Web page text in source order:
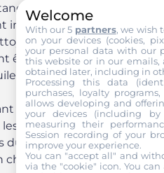
à condition de
inférieur. Le revêtement
manuel, et les
être retirées pour
reste toutefois
traces de doigts et la
du nettoyage de ce
chiffon doux pour éviter
Welcome
With our 5 partners, we wish
on your devices (cookies,
your personal data with our
this website or in our emails,
obtained later, including in
Processing this data
purchases, loyalty
allows developing and
your devices (including
measuring their
Session recording of your
improve your experience.
You can "accept all" and
via the "cookie" icon. You